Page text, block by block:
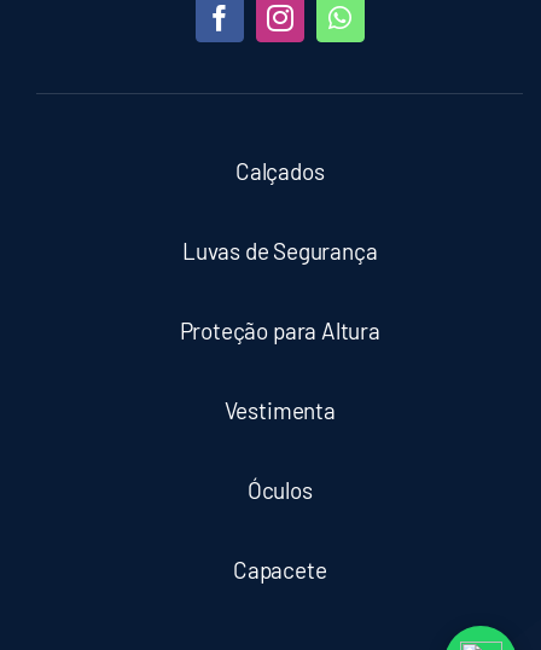
Calçados
Luvas de Segurança
Proteção para Altura
Vestimenta
Óculos
Capacete